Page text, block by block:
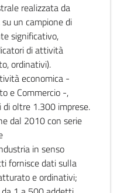
realizzata da
un campione di
significativo,
di attività
ordinativi).
economica -
e Commercio -,
oltre 1.300 imprese.
dal 2010 con serie
in senso
fornisce dati sulla
e ordinativi;